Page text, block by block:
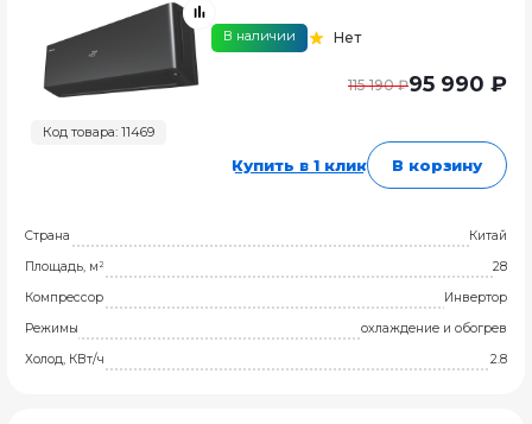
Код товара: 11469
В наличии Нет
115 190 ₽95 990 ₽
Купить в 1 клик В корзину
Страна
Китай
Площадь, м²
28
Компрессор
Инвертор
Режимы
охлаждение и обогрев
Холод, КВт/ч
2.8